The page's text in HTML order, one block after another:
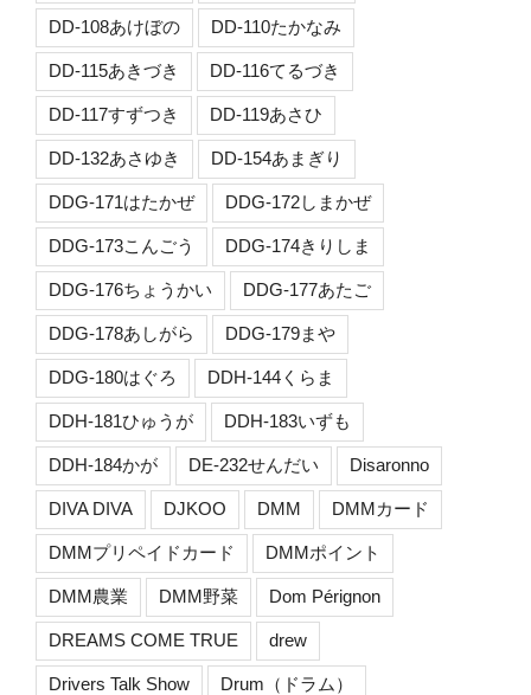
DD-108あけぼの DD-110たかなみ
DD-115あきづき DD-116てるづき
DD-117すずつき DD-119あさひ
DD-132あさゆき DD-154あまぎり
DDG-171はたかぜ DDG-172しまかぜ
DDG-173こんごう DDG-174きりしま
DDG-176ちょうかい DDG-177あたご
DDG-178あしがら DDG-179まや
DDG-180はぐろ DDH-144くらま
DDH-181ひゅうが DDH-183いずも
DDH-184かが DE-232せんだい Disaronno
DIVA DIVA DJKOO DMM DMMカード
DMMプリペイドカード DMMポイント
DMM農業 DMM野菜 Dom Pérignon
DREAMS COME TRUE drew
Drivers Talk Show Drum（ドラム）